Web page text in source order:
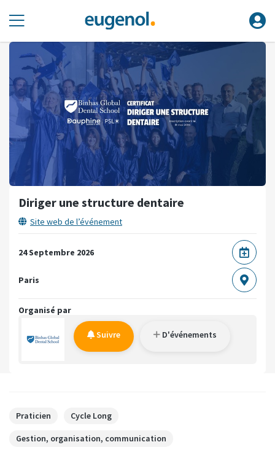
Diriger une structure dentaire
Site web de l’événement
24 Septembre 2026
Paris
Organisé par
Suivre D'événements
Praticien Cycle Long
Gestion, organisation, communication